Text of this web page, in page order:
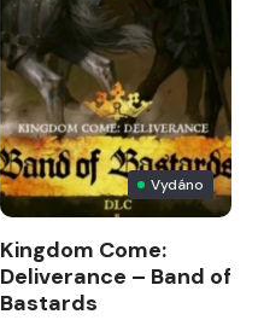
Vydáno
Kingdom Come:
Deliverance – Band of
Bastards